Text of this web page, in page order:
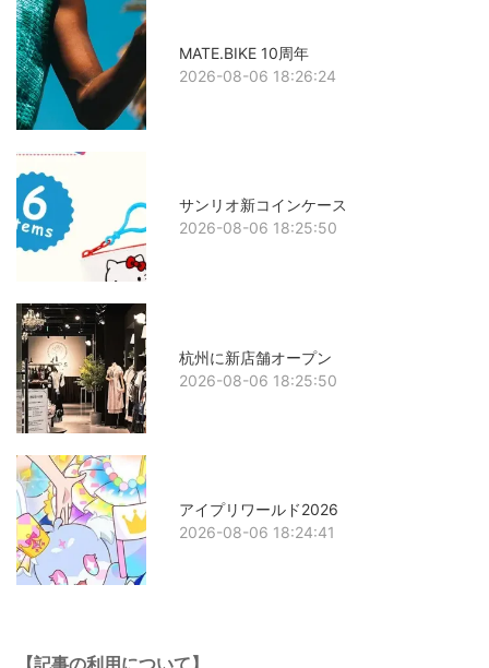
MATE.BIKE 10周年
2026-08-06 18:26:24
サンリオ新コインケース
2026-08-06 18:25:50
杭州に新店舗オープン
2026-08-06 18:25:50
アイプリワールド2026
2026-08-06 18:24:41